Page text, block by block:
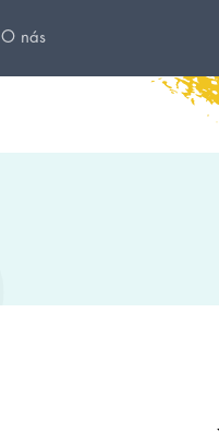
O nás